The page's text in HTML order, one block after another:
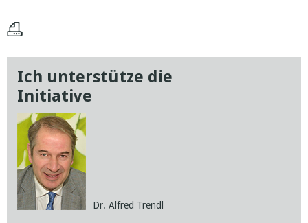
Ich unterstütze die
Initiative
Dr. Alfred Trendl